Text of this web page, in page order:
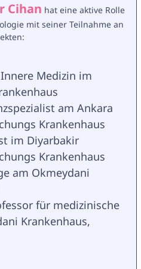
Cihan hat eine aktive Rolle
mit seiner Teilnahme an
Medizin im
am Ankara
Krankenhaus
im Diyarbakir
Krankenhaus
am Okmeydani
für medizinische
Krankenhaus,